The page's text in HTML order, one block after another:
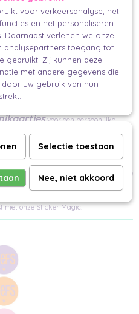
vast te zetten, linten vast te maken,
geven.
vindt. Deze stickers zijn jouw
voor een persoonlijke
geef jouw cadeau de laatste magische
met onze Sticker Magic!
voor verkeersanalyse, het
en het personaliseren
verlenen we onze
analysepartners toegang tot
gebruikt. Zij kunnen deze
met andere gegevens die
uw gebruik van hun
Selectie toestaan
Nee, niet akkoord